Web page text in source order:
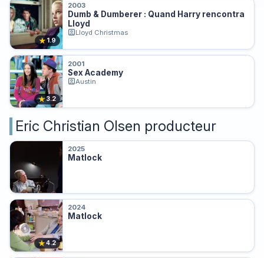
★1.9
2003
Dumb & Dumberer : Quand Harry rencontra
Lloyd
Lloyd Christmas
★3.2
2001
Sex Academy
Austin
Eric Christian Olsen producteur
2025
Matlock
★4.2
2024
Matlock